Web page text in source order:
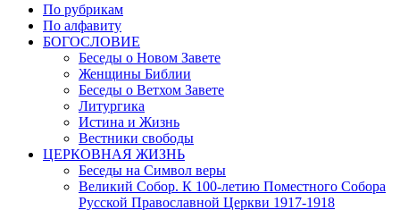
По рубрикам
По алфавиту
БОГОСЛОВИЕ
Беседы о Новом Завете
Женщины Библии
Беседы о Ветхом Завете
Литургика
Истина и Жизнь
Вестники свободы
ЦЕРКОВНАЯ ЖИЗНЬ
Беседы на Символ веры
Великий Собор. К 100-летию Поместного Собора
Русской Православной Церкви 1917-1918